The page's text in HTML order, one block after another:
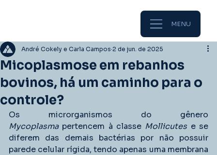
MENU
Micoplasmose em rebanhos
bovinos, há um caminho para o
controle?
André Cokely e Carla Campos 2 de jun. de 2025
Mycoplasma pertencem à classe Mollicutes e se
diferem das demais bactérias por não possuir
parede celular rígida, tendo apenas uma membrana